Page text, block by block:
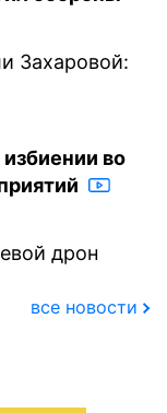
Захаровой:
во
дрон
все новости